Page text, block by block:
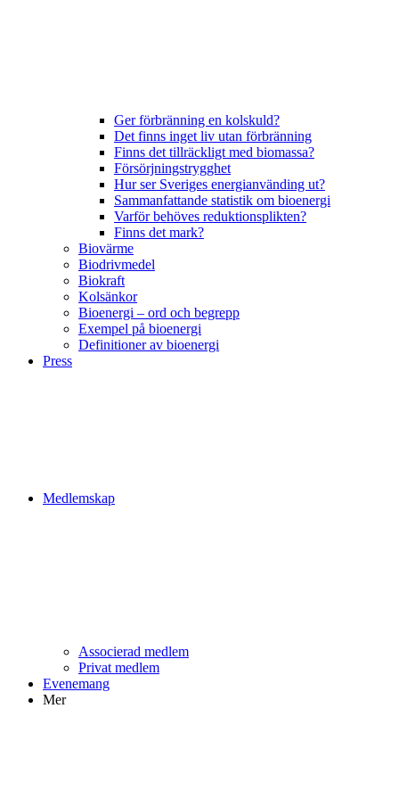
Ger förbränning en kolskuld?
Det finns inget liv utan förbränning
Finns det tillräckligt med biomassa?
Försörjningstrygghet
Hur ser Sveriges energianvänding ut?
Sammanfattande statistik om bioenergi
Varför behöves reduktionsplikten?
Finns det mark?
Biovärme
Biodrivmedel
Biokraft
Kolsänkor
Bioenergi – ord och begrepp
Exempel på bioenergi
Definitioner av bioenergi
Press
Medlemskap
Associerad medlem
Privat medlem
Evenemang
Mer